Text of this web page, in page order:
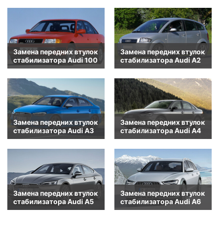
Замена передних втулок
стабилизатора Audi 100
Замена передних втулок
стабилизатора Audi A2
Замена передних втулок
стабилизатора Audi A3
Замена передних втулок
стабилизатора Audi A4
Замена передних втулок
стабилизатора Audi A5
Замена передних втулок
стабилизатора Audi A6